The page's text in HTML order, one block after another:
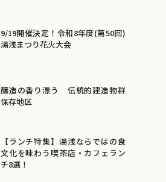
9/19開催決定！令和8年度(第50回)
湯浅まつり花火大会
醸造の香り漂う 伝統的建造物群
保存地区
【ランチ特集】湯浅ならではの食
文化を味わう喫茶店・カフェラン
チ8選！